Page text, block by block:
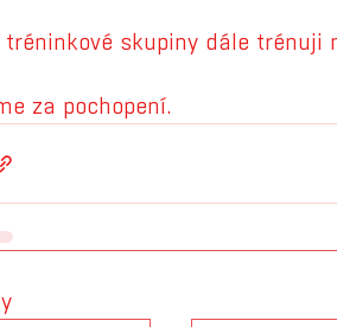
tréninkové skupiny dále
za pochopení.